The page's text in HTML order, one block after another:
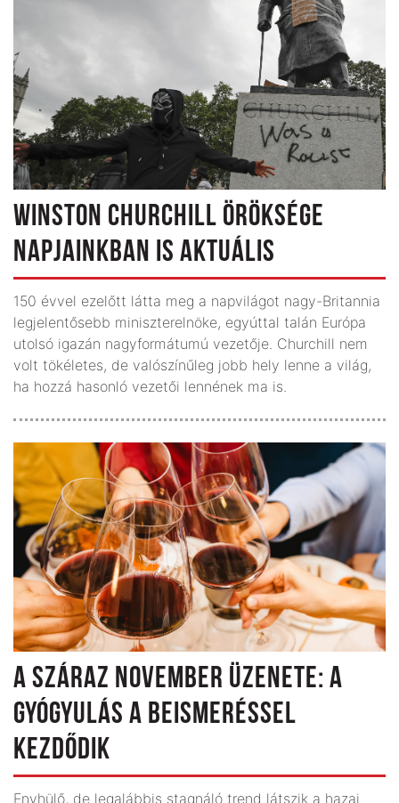
WINSTON CHURCHILL ÖRÖKSÉGE
NAPJAINKBAN IS AKTUÁLIS
150 évvel ezelőtt látta meg a napvilágot nagy-Britannia
legjelentősebb miniszterelnöke, egyúttal talán Európa
utolsó igazán nagyformátumú vezetője. Churchill nem
volt tökéletes, de valószínűleg jobb hely lenne a világ,
ha hozzá hasonló vezetői lennének ma is.
A SZÁRAZ NOVEMBER ÜZENETE: A
GYÓGYULÁS A BEISMERÉSSEL
KEZDŐDIK
Enyhülő, de legalábbis stagnáló trend látszik a hazai